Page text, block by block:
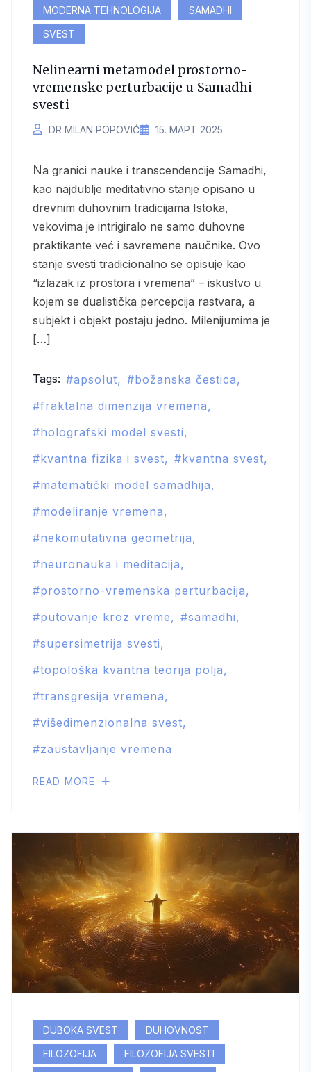
MODERNA TEHNOLOGIJA
SAMADHI
SVEST
Nelinearni metamodel prostorno-
vremenske perturbacije u Samadhi
svesti
DR MILAN POPOVIĆ 15. МАРТ 2025.
Na granici nauke i transcendencije Samadhi,
kao najdublje meditativno stanje opisano u
drevnim duhovnim tradicijama Istoka,
vekovima je intrigiralo ne samo duhovne
praktikante već i savremene naučnike. Ovo
stanje svesti tradicionalno se opisuje kao
“izlazak iz prostora i vremena” – iskustvo u
kojem se dualistička percepcija rastvara, a
subjekt i objekt postaju jedno. Milenijumima je
[…]
Tags: apsolut
božanska čestica
fraktalna dimenzija vremena
holografski model svesti
kvantna fizika i svest
kvantna svest
matematički model samadhija
modeliranje vremena
nekomutativna geometrija
neuronauka i meditacija
prostorno-vremenska perturbacija
putovanje kroz vreme
samadhi
supersimetrija svesti
topološka kvantna teorija polja
transgresija vremena
višedimenzionalna svest
zaustavljanje vremena
READ MORE
DUBOKA SVEST
DUHOVNOST
FILOZOFIJA
FILOZOFIJA SVESTI